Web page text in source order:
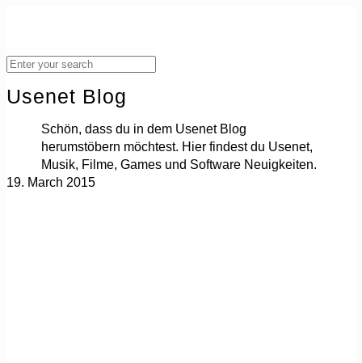
Usenet Blog
Schön, dass du in dem Usenet Blog
herumstöbern möchtest. Hier findest du Usenet,
Musik, Filme, Games und Software Neuigkeiten.
19. March 2015